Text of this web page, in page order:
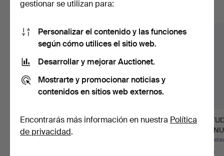
LOTE DE BOCETOS,
RETRATOS, ETC.
*RETRATO AL PASTEL
1 puja
gestionar se utilizan para:
Personalizar el contenido y las funciones
según cómo utilices el sitio web.
Desarrollar y mejorar Auctionet.
Mostrarte y promocionar noticias y
contenidos en sitios web externos.
Encontrarás más información en nuestra Política
de privacidad.